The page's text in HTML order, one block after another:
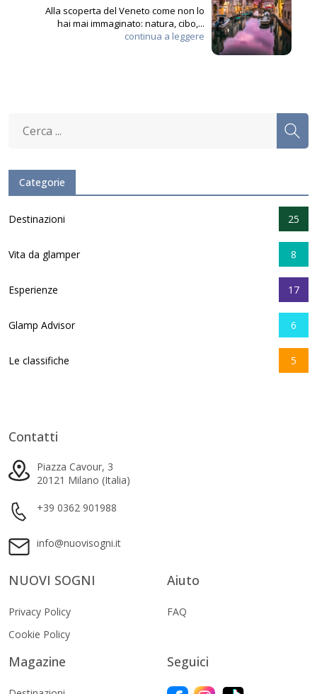
Alla scoperta del Veneto come non lo
hai mai immaginato: natura, cibo,...
continua a leggere
Categorie
Destinazioni 25
Vita da glamper 8
Esperienze 17
Glamp Advisor 6
Le classifiche 5
Contatti
Piazza Cavour, 3
20121 Milano (Italia)
+39 0362 901988
info@nuovisogni.it
NUOVI SOGNI
Privacy Policy
Cookie Policy
Aiuto
FAQ
Magazine Seguici